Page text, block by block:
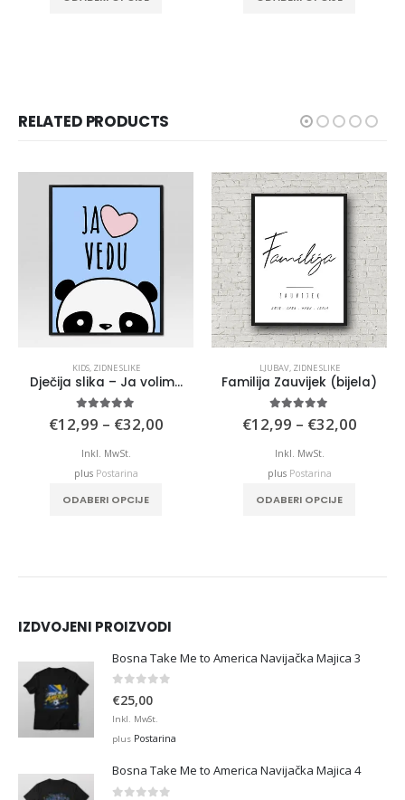
RELATED PRODUCTS
KIDS, ZIDNE SLIKE
Dječija slika – Ja volim…
5.00 out of 5
€12,99 – €32,00Price
Inkl. MwSt.
plus Postarina
ODABERI OPCIJE
LJUBAV, ZIDNE SLIKE
Familija Zauvijek (bijela)
4.97 out of 5
€12,99 – €32,00Price
Inkl. MwSt.
plus Postarina
ODABERI OPCIJE
IZDVOJENI PROIZVODI
Bosna Take Me to America Navijačka Majica 3
€25,00
Inkl. MwSt.
plus Postarina
Bosna Take Me to America Navijačka Majica 4